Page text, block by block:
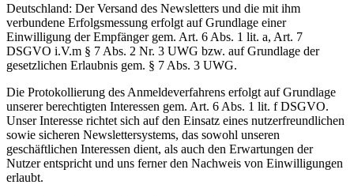
Deutschland: Der Versand des Newsletters und die mit ihm
verbundene Erfolgsmessung erfolgt auf Grundlage einer
Einwilligung der Empfänger gem. Art. 6 Abs. 1 lit. a, Art. 7
DSGVO i.V.m § 7 Abs. 2 Nr. 3 UWG bzw. auf Grundlage der
gesetzlichen Erlaubnis gem. § 7 Abs. 3 UWG.
Die Protokollierung des Anmeldeverfahrens erfolgt auf Grundlage
unserer berechtigten Interessen gem. Art. 6 Abs. 1 lit. f DSGVO.
Unser Interesse richtet sich auf den Einsatz eines nutzerfreundlichen
sowie sicheren Newslettersystems, das sowohl unseren
geschäftlichen Interessen dient, als auch den Erwartungen der
Nutzer entspricht und uns ferner den Nachweis von Einwilligungen
erlaubt.